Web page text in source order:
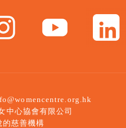
中心協會有限公司
的慈善機構